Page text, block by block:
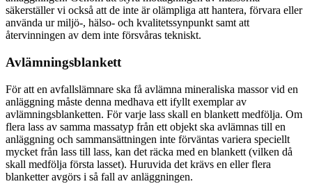
säkerställer vi också att de inte är olämpliga att hantera, förvara eller
använda ur miljö-, hälso- och kvalitetssynpunkt samt att
återvinningen av dem inte försvåras tekniskt.
Avlämningsblankett
För att en avfallslämnare ska få avlämna mineraliska massor vid en
anläggning måste denna medhava ett ifyllt exemplar av
avlämningsblanketten. För varje lass skall en blankett medfölja. Om
flera lass av samma massatyp från ett objekt ska avlämnas till en
anläggning och sammansättningen inte förväntas variera speciellt
mycket från lass till lass, kan det räcka med en blankett (vilken då
skall medfölja första lasset). Huruvida det krävs en eller flera
blanketter avgörs i så fall av anläggningen.